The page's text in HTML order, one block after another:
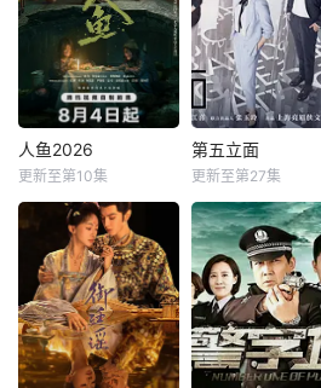
人鱼2026
更新至第10集
第五立面
更新至第27集